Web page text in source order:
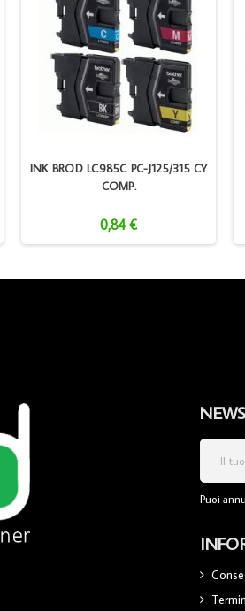
INK BROD LC985C PC-J125/315 CY
COMP.
0,84 €
Puoi